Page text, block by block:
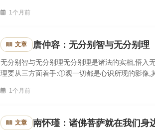
1个月前
文章 唐仲容：无分别智与无分别理
无分别智与无分别理无分别理是诸法的实相,悟入
理要从三方面着手:①观一切都是心识所现的影像,
1个月前
文章 南怀瑾：诸佛菩萨就在我们身